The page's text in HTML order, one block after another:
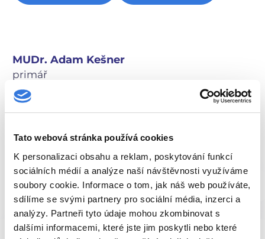
Tato webová stránka používá cookies
K personalizaci obsahu a reklam, poskytování funkcí
sociálních médií a analýze naší návštěvnosti využíváme
soubory cookie. Informace o tom, jak náš web používáte,
sdílíme se svými partnery pro sociální média, inzerci a
analýzy. Partneři tyto údaje mohou zkombinovat s
dalšími informacemi, které jste jim poskytli nebo které
MUDr. Adam Kešner
primář
adam.kesner@hospital-bn.cz
Recenze pacientů